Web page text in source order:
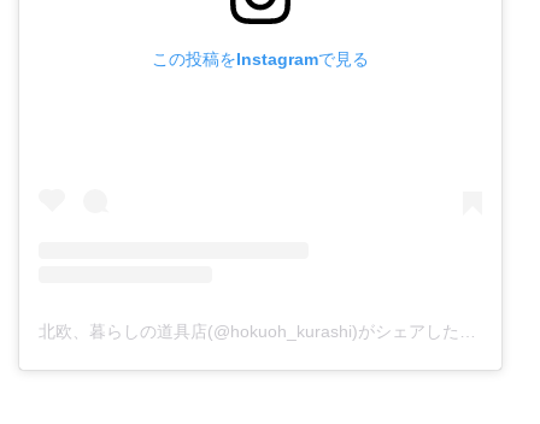
この投稿をInstagramで見る
北欧、暮らしの道具店(@hokuoh_kurashi)がシェアした投稿